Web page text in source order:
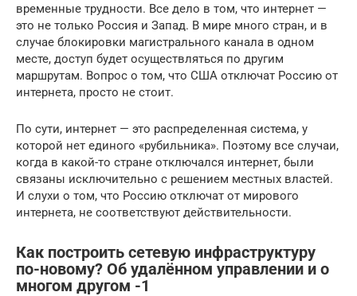
временные трудности. Все дело в том, что интернет —
это не только Россия и Запад. В мире много стран, и в
случае блокировки магистрального канала в одном
месте, доступ будет осуществляться по другим
маршрутам. Вопрос о том, что США отключат Россию от
интернета, просто не стоит.
По сути, интернет — это распределенная система, у
которой нет единого «рубильника». Поэтому все случаи,
когда в какой-то стране отключался интернет, были
связаны исключительно с решением местных властей.
И слухи о том, что Россию отключат от мирового
интернета, не соответствуют действительности.
Как построить сетевую инфраструктуру
по-новому? Об удалённом управлении и о
многом другом -1